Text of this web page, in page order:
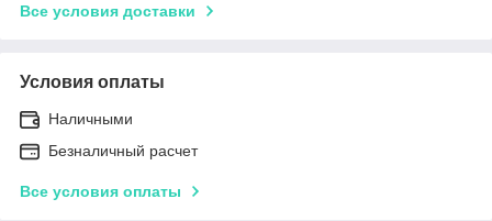
Все условия доставки
Условия оплаты
Наличными
Безналичный расчет
Все условия оплаты